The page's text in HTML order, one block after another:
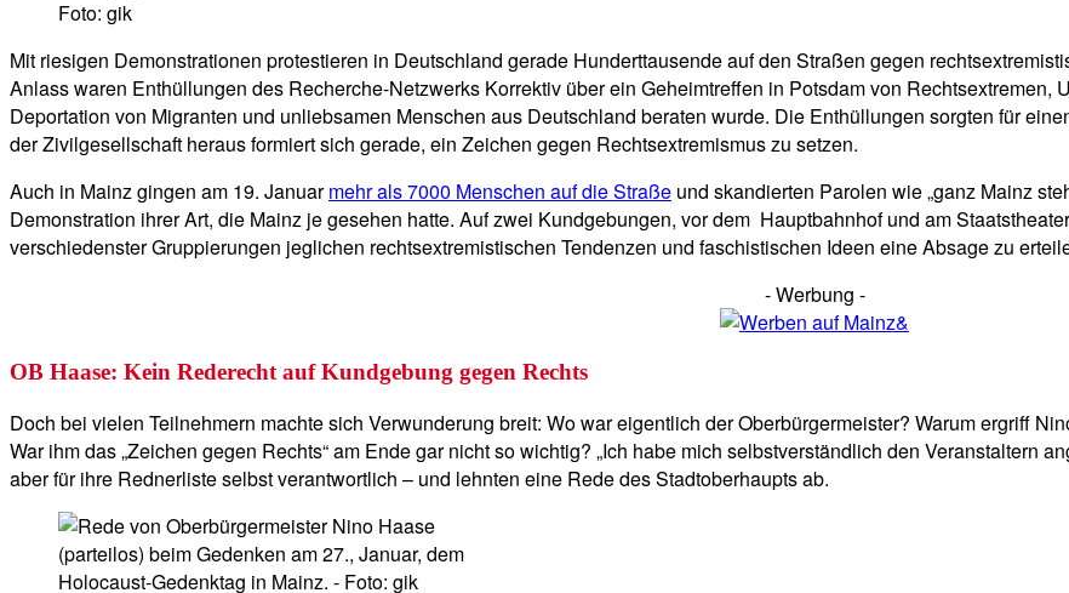
Foto: gik
Mit riesigen Demonstrationen protestieren in Deutschland gerade Hunderttausende auf den Straßen gegen
Anlass waren Enthüllungen des Recherche-Netzwerks Korrektiv über ein Geheimtreffen in Potsdam von Rechtsextremen,
Deportation von Migranten und unliebsamen Menschen aus Deutschland beraten wurde. Die Enthüllungen sorgten für
der Zivilgesellschaft heraus formiert sich gerade, ein Zeichen gegen Rechtsextremismus zu setzen.
Auch in Mainz gingen am 19. Januarmehr als 7000 Menschen auf die Straße und skandierten Parolen wie „ganz Mainz
Demonstration ihrer Art, die Mainz je gesehen hatte. Auf zwei Kundgebungen, vor dem Hauptbahnhof und am
verschiedenster Gruppierungen jeglichen rechtsextremistischen Tendenzen und faschistischen Ideen eine Absage zu
- Werbung -
OB Haase: Kein Rederecht auf Kundgebung gegen Rechts
Doch bei vielen Teilnehmern machte sich Verwunderung breit: Wo war eigentlich der Oberbürgermeister? Warum ergriff
War ihm das „Zeichen gegen Rechts“ am Ende gar nicht so wichtig? „Ich habe mich selbstverständlich den Veranstaltern
aber für ihre Rednerliste selbst verantwortlich – und lehnten eine Rede des Stadtoberhaupts ab.